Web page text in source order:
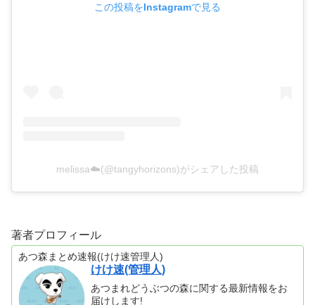
この投稿をInstagramで見る
melissa☁️(@tangyhorizons)がシェアした投稿
著者プロフィール
あつ森まとめ速報(けけ速管理人)
けけ速(管理人)
あつまれどうぶつの森に関する最新情報をお
届けします!